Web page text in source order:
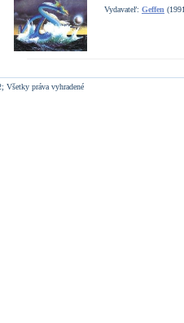
Vydavateľ: Geffen
Všetky práva vyhradené